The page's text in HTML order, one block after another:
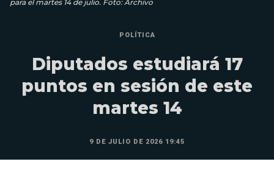
para el martes 14 de julio. Foto: Archivo
POLÍTICA
Diputados estudiará 17
puntos en sesión de este
martes 14
9 DE JULIO DE 2026 19:45